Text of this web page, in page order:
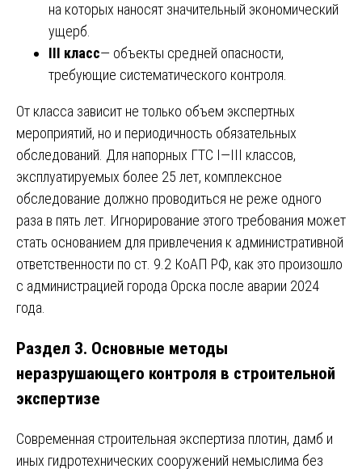
на которых наносят значительный экономический
ущерб.
III класс— объекты средней опасности,
требующие систематического контроля.
От класса зависит не только объем экспертных
мероприятий, но и периодичность обязательных
обследований. Для напорных ГТС I—III классов,
эксплуатируемых более 25 лет, комплексное
обследование должно проводиться не реже одного
раза в пять лет. Игнорирование этого требования может
стать основанием для привлечения к административной
ответственности по ст. 9.2 КоАП РФ, как это произошло
с администрацией города Орска после аварии 2024
года.
Раздел 3. Основные методы
неразрушающего контроля в строительной
экспертизе
Современная строительная экспертиза плотин, дамб и
иных гидротехнических сооружений немыслима без